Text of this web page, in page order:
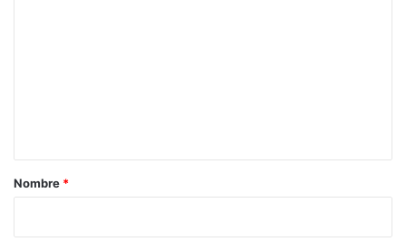
r
Nombre *